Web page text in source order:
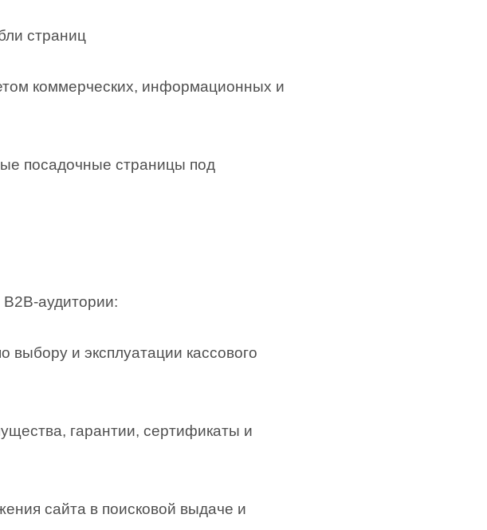
страниц
коммерческих, информационных и
посадочные страницы под
аудитории:
выбору и эксплуатации кассового
гарантии, сертификаты и
сайта в поисковой выдаче и